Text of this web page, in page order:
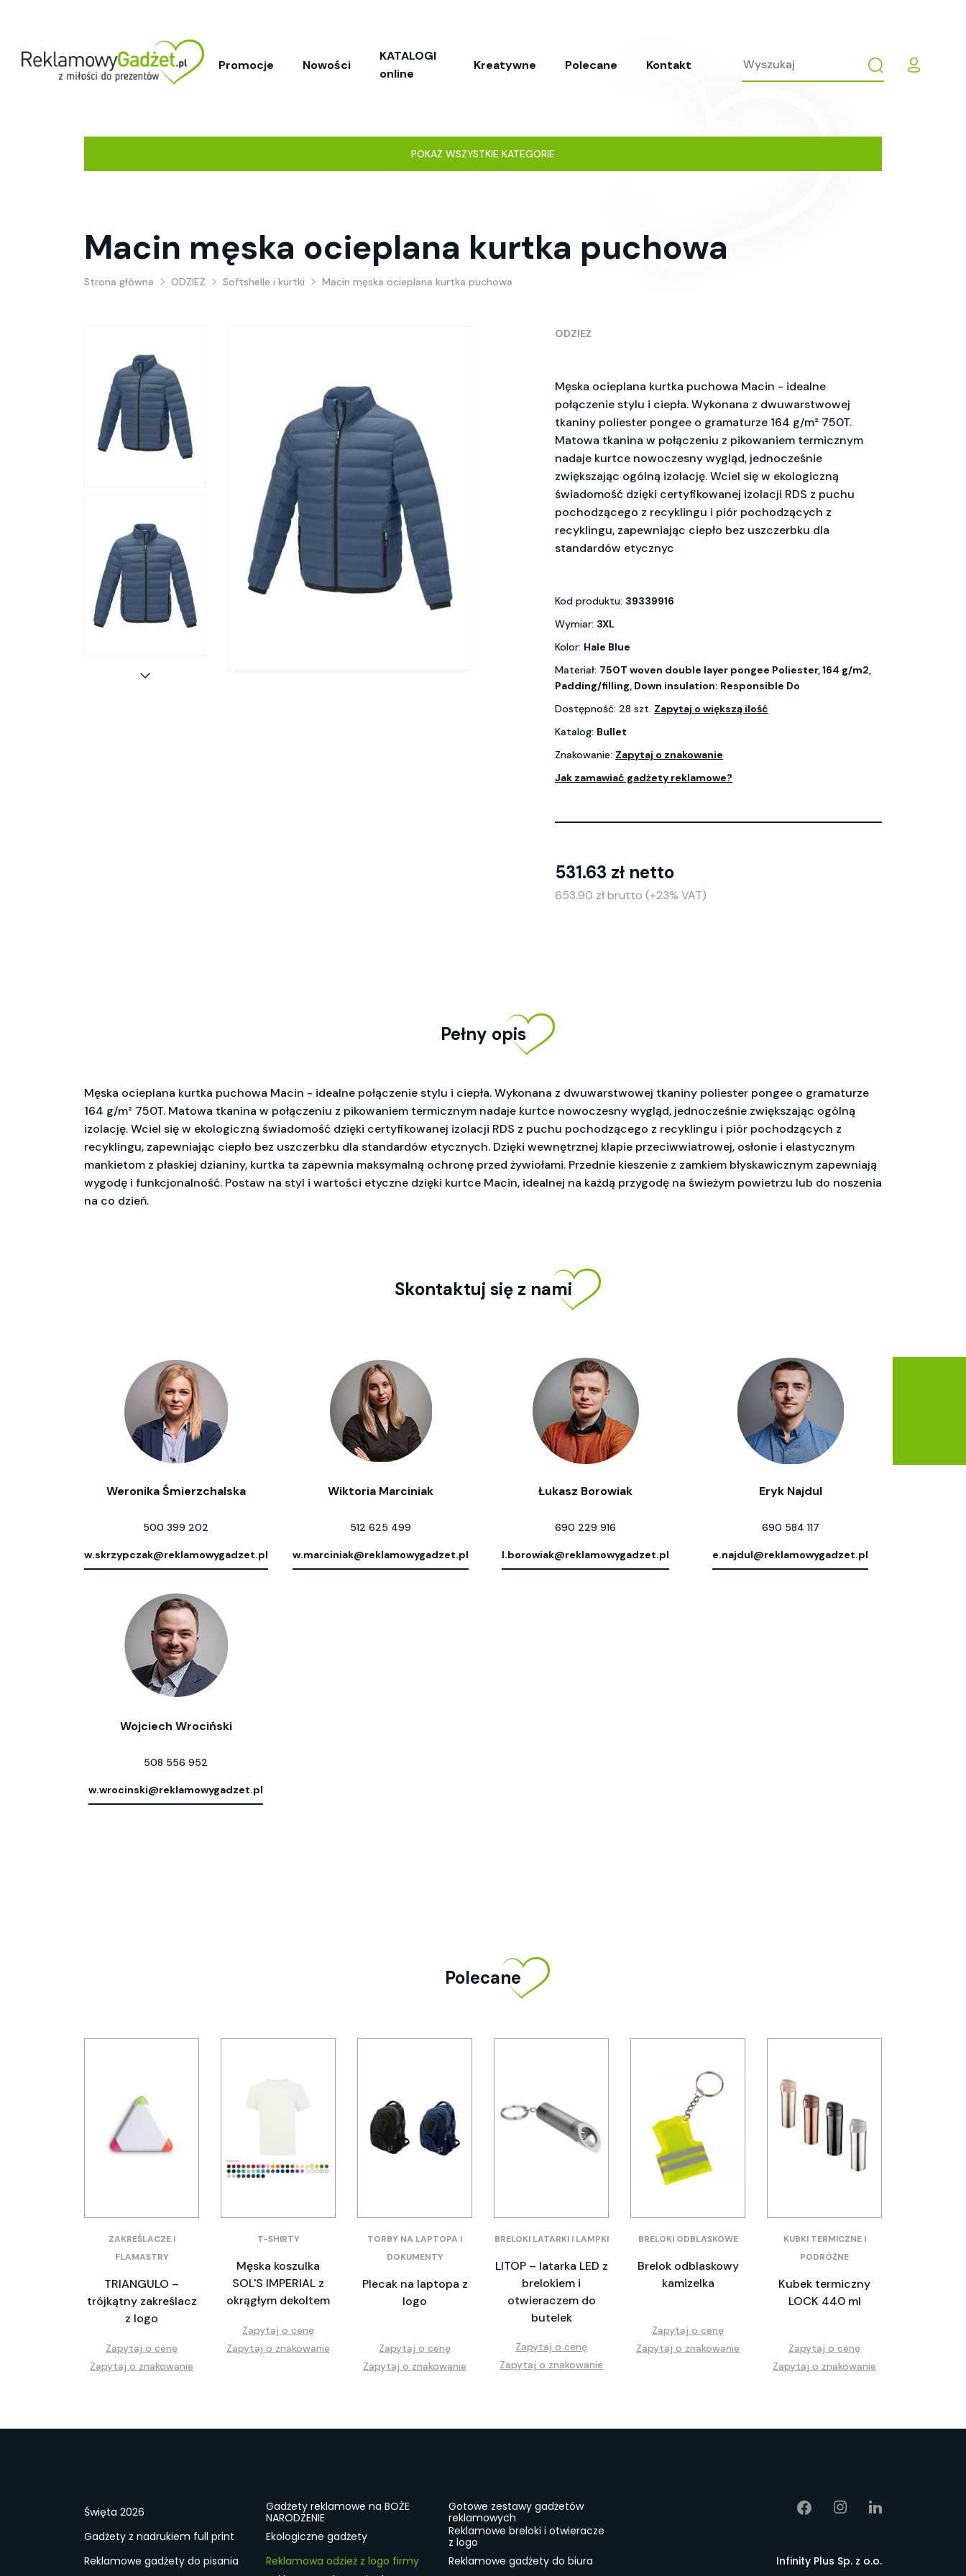
Promocje Nowości
KATALOGI
online
Kreatywne Polecane Kontakt
POKAŻ WSZYSTKIE KATEGORIE
Macin męska ocieplana kurtka puchowa
Strona główna ODZIEŻ Softshelle i kurtki Macin męska ocieplana kurtka puchowa
ODZIEŻ
Męska ocieplana kurtka puchowa Macin - idealne
połączenie stylu i ciepła. Wykonana z dwuwarstwowej
tkaniny poliester pongee o gramaturze 164 g/m² 750T.
Matowa tkanina w połączeniu z pikowaniem termicznym
nadaje kurtce nowoczesny wygląd, jednocześnie
zwiększając ogólną izolację. Wciel się w ekologiczną
świadomość dzięki certyfikowanej izolacji RDS z puchu
pochodzącego z recyklingu i piór pochodzących z
recyklingu, zapewniając ciepło bez uszczerbku dla
standardów etycznyc
Kod produktu: 39339916
Wymiar: 3XL
Kolor: Hale Blue
Materiał: 750T woven double layer pongee Poliester, 164 g/m2,
Padding/filling, Down insulation: Responsible Do
Dostępność: 28 szt. Zapytaj o większą ilość
Katalog: Bullet
Znakowanie: Zapytaj o znakowanie
Jak zamawiać gadżety reklamowe?
531.63 zł netto
653.90 zł brutto (+23% VAT)
Pełny opis
Męska ocieplana kurtka puchowa Macin - idealne połączenie stylu i ciepła. Wykonana z dwuwarstwowej tkaniny poliester pongee o gramaturze
164 g/m² 750T. Matowa tkanina w połączeniu z pikowaniem termicznym nadaje kurtce nowoczesny wygląd, jednocześnie zwiększając ogólną
izolację. Wciel się w ekologiczną świadomość dzięki certyfikowanej izolacji RDS z puchu pochodzącego z recyklingu i piór pochodzących z
recyklingu, zapewniając ciepło bez uszczerbku dla standardów etycznych. Dzięki wewnętrznej klapie przeciwwiatrowej, osłonie i elastycznym
mankietom z płaskiej dzianiny, kurtka ta zapewnia maksymalną ochronę przed żywiołami. Przednie kieszenie z zamkiem błyskawicznym zapewniają
wygodę i funkcjonalność. Postaw na styl i wartości etyczne dzięki kurtce Macin, idealnej na każdą przygodę na świeżym powietrzu lub do noszenia
na co dzień.
Skontaktuj się z nami
Weronika Śmierzchalska
500 399 202
w.skrzypczak@reklamowygadzet.pl
Wiktoria Marciniak
512 625 499
w.marciniak@reklamowygadzet.pl
Łukasz Borowiak
690 229 916
l.borowiak@reklamowygadzet.pl
Eryk Najdul
690 584 117
e.najdul@reklamowygadzet.pl
Wojciech Wrociński
508 556 952
w.wrocinski@reklamowygadzet.pl
Polecane
ZAKREŚLACZE I
FLAMASTRY
TRIANGULO –
trójkątny zakreślacz
z logo
Zapytaj o cenę
Zapytaj o znakowanie
T-SHIRTY
Męska koszulka
SOL'S IMPERIAL z
okrągłym dekoltem
Zapytaj o cenę
Zapytaj o znakowanie
TORBY NA LAPTOPA I
DOKUMENTY
Plecak na laptopa z
logo
Zapytaj o cenę
Zapytaj o znakowanie
BRELOKI LATARKI I LAMPKI
LITOP – latarka LED z
brelokiem i
otwieraczem do
butelek
Zapytaj o cenę
Zapytaj o znakowanie
BRELOKI ODBLASKOWE
Brelok odblaskowy
kamizelka
Zapytaj o cenę
Zapytaj o znakowanie
KUBKI TERMICZNE I
PODRÓŻNE
Kubek termiczny
LOCK 440 ml
Zapytaj o cenę
Zapytaj o znakowanie
Święta 2026
Gadżety reklamowe na BOŻE
NARODZENIE
Gotowe zestawy gadżetów
reklamowych
Gadżety z nadrukiem full print
Ekologiczne gadżety
Reklamowe breloki i otwieracze
z logo
Reklamowe gadżety do pisania
Reklamowa odzież z logo firmy
Reklamowe gadżety do biura
Infinity Plus Sp. z o.o.